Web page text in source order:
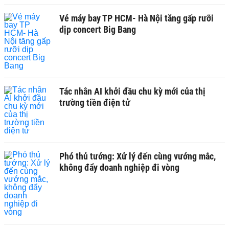
Vé máy bay TP HCM- Hà Nội tăng gấp rưỡi
dịp concert Big Bang
Tác nhân AI khởi đầu chu kỳ mới của thị
trường tiền điện tử
Phó thủ tướng: Xử lý đến cùng vướng mắc,
không đẩy doanh nghiệp đi vòng